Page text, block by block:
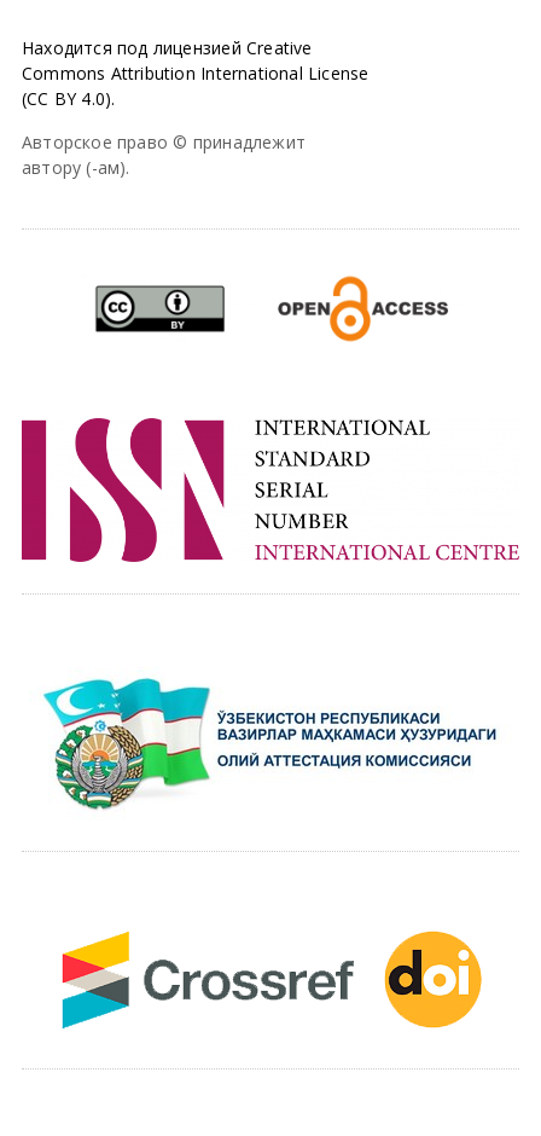
Находится под лицензией Creative
Commons Attribution International License
(CC BY 4.0).
Авторское право © принадлежит
автору (-ам).